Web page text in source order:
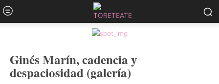
Ginés Marín, cadencia y
despaciosidad (galería)